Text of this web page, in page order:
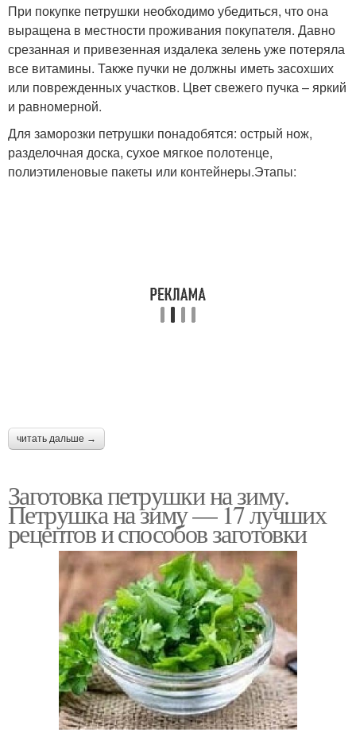
При покупке петрушки необходимо убедиться, что она
выращена в местности проживания покупателя. Давно
срезанная и привезенная издалека зелень уже потеряла
все витамины. Также пучки не должны иметь засохших
или поврежденных участков. Цвет свежего пучка – яркий
и равномерной.
Для заморозки петрушки понадобятся: острый нож,
разделочная доска, сухое мягкое полотенце,
полиэтиленовые пакеты или контейнеры.Этапы:
читать дальше →
Заготовка петрушки на зиму.
Петрушка на зиму — 17 лучших
рецептов и способов заготовки